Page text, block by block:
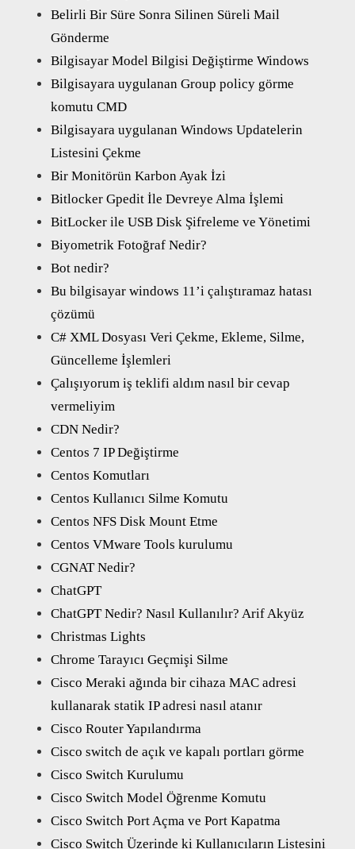
Belirli Bir Süre Sonra Silinen Süreli Mail
Gönderme
Bilgisayar Model Bilgisi Değiştirme Windows
Bilgisayara uygulanan Group policy görme
komutu CMD
Bilgisayara uygulanan Windows Updatelerin
Listesini Çekme
Bir Monitörün Karbon Ayak İzi
Bitlocker Gpedit İle Devreye Alma İşlemi
BitLocker ile USB Disk Şifreleme ve Yönetimi
Biyometrik Fotoğraf Nedir?
Bot nedir?
Bu bilgisayar windows 11’i çalıştıramaz hatası
çözümü
C# XML Dosyası Veri Çekme, Ekleme, Silme,
Güncelleme İşlemleri
Çalışıyorum iş teklifi aldım nasıl bir cevap
vermeliyim
CDN Nedir?
Centos 7 IP Değiştirme
Centos Komutları
Centos Kullanıcı Silme Komutu
Centos NFS Disk Mount Etme
Centos VMware Tools kurulumu
CGNAT Nedir?
ChatGPT
ChatGPT Nedir? Nasıl Kullanılır? Arif Akyüz
Christmas Lights
Chrome Tarayıcı Geçmişi Silme
Cisco Meraki ağında bir cihaza MAC adresi
kullanarak statik IP adresi nasıl atanır
Cisco Router Yapılandırma
Cisco switch de açık ve kapalı portları görme
Cisco Switch Kurulumu
Cisco Switch Model Öğrenme Komutu
Cisco Switch Port Açma ve Port Kapatma
Cisco Switch Üzerinde ki Kullanıcıların Listesini